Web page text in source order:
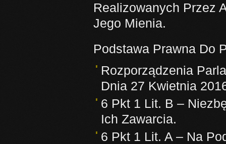
Realizowanych Przez
Jego Mienia.
Podstawa Prawna Do
Rozporządzenia
Dnia 27 Kwietnia
6 Pkt 1 Lit. B –
Ich Zawarcia.
6 Pkt 1 Lit. A – Na